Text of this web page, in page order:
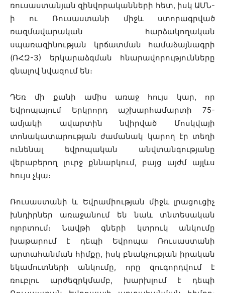
ռուսաստանյան զինվորականների հետ, իսկ ԱՄՆ-
ի ու Ռուսաստանի միջև ստորագրված
ռազմավարական հարձակողական
սպառազինության կրճատման համաձայնագրի
(ՌՀԶ-3) երկարաձգման հնարավորությունները
գնալով նվազում են։
ԴԵռ մի քանի ամիս առաջ հույս կար, որ
Եվրոպայում Երկրորդ աշխարհամարտի 75-
ամյակի ավարտին նվիրված Մոսկվայի
տոնակատարության ժամանակ կարող էր տեղի
ունենալ եվրոպական անվտանգությանը
վերաբերող լուրջ քննարկում, բայց այժմ այլևս
հույս չկա։
Ռուսաստանի և Եվրամիության միջև լրացուցիչ
խնդիրներ առաջանում են նաև տնտեսական
ոլորտում։ Նավթի գների կտրուկ անկումը
խաթարում է դեպի Եվրոպա Ռուսաստանի
արտահանման հիմքը, իսկ բնակչության իրական
եկամուտների անկումը, որը զուգորդվում է
ռուբլու արժեզրկմամբ, խարխլում է դեպի